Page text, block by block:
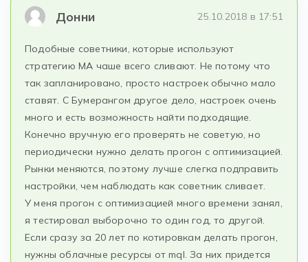
Донни 25.10.2018 в 17:51
Подобные советники, которые используют
стратегию MA чаше всего сливают. Не потому что
так запланировано, просто настроек обычно мало
ставят. С Бумерангом другое дело, настроек очень
много и есть возможность найти подходящие.
Конечно вручную его проверять не советую, но
периодически нужно делать прогон с оптимизацией.
Рынки меняются, поэтому лучше слегка подправить
настройки, чем наблюдать как советник сливает.
У меня прогон с оптимизацией много времени занял,
я тестировал выборочно то один год, то другой.
Если сразу за 20 лет по котировкам делать прогон,
нужны облачные ресурсы от mql. За них придется